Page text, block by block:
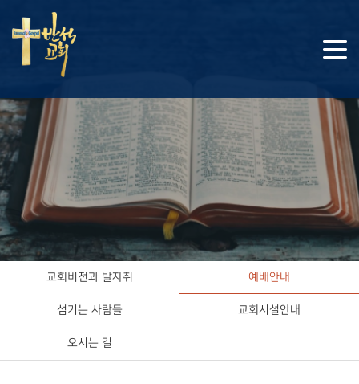
교회비전과 발자취 예배안내
섬기는 사람들 교회시설안내
오시는 길